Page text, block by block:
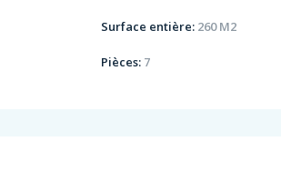
Surface entière: 260 M2
Pièces: 7